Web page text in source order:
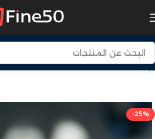
بيت الساعات
-25%